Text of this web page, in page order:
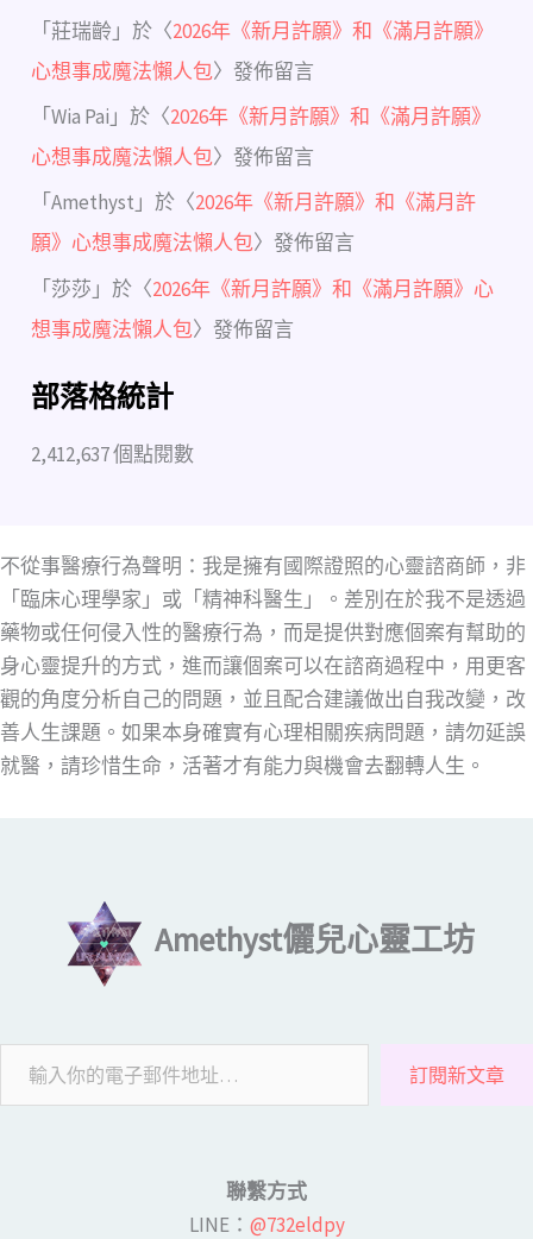
「莊瑞齡 」於〈2026年《新月許願》和《滿月許願》
心想事成魔法懶人包〉發佈留言
「Wia Pai 」於〈2026年《新月許願》和《滿月許願》
心想事成魔法懶人包〉發佈留言
「Amethyst 」於〈2026年《新月許願》和《滿月許
願》心想事成魔法懶人包〉發佈留言
「 莎莎 」於〈2026年《新月許願》和《滿月許願》心
想事成魔法懶人包〉發佈留言
部落格統計
2,412,637 個點閱數
不從事醫療行為聲明：我是擁有國際證照的心靈諮商師，非
「臨床心理學家」或「精神科醫生」。差別在於我不是透過
藥物或任何侵入性的醫療行為，而是提供對應個案有幫助的
身心靈提升的方式，進而讓個案可以在諮商過程中，用更客
觀的角度分析自己的問題，並且配合建議做出自我改變，改
善人生課題。如果本身確實有心理相關疾病問題，請勿延誤
就醫，請珍惜生命，活著才有能力與機會去翻轉人生。
Amethyst儷兒心靈工坊
訂閱新文章
聯繫方式
LINE​： @732eldpy